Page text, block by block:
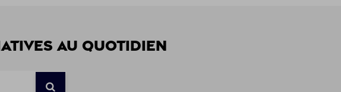
au quotidien